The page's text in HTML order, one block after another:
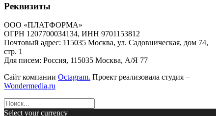
Реквизиты
ООО «ПЛАТФОРМА»
ОГРН 1207700034134, ИНН 9701153812
Почтовый адрес: 115035 Москва, ул. Садовническая, дом 74,
стр. 1
Для писем: Россия, 115035 Москва, А/Я 77
Сайт компании Octagram. Проект реализовала студия –
Wondermedia.ru
Select your currency